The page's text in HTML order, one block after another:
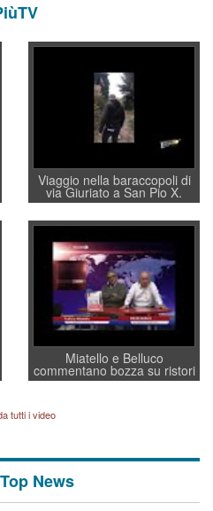
Viaggio nella baraccopoli di
via Giuriato a San Pio X.
Vicenza ai Vicentini: “faremo
un regalo di Natale ai
residenti”
Miatello e Belluco
commentano bozza su ristori
BPVi e Veneto Banca
tutti i video
News